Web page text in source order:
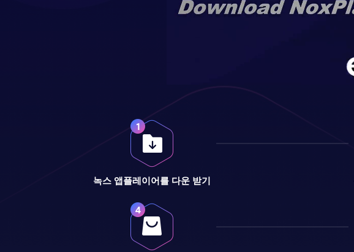
녹스 앱플레이어를 다운 받기